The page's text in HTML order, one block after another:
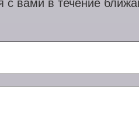
вами в течение